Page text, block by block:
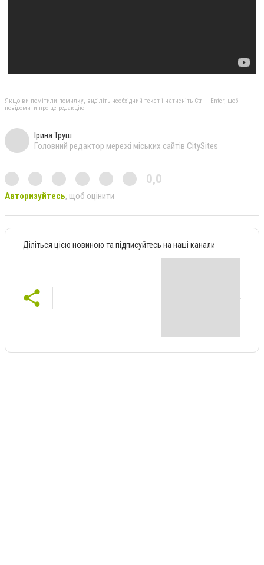
Якщо ви помітили помилку, виділіть необхідний текст і натисніть Ctrl + Enter, щоб
повідомити про це редакцію
Ірина Труш
Головний редактор мережі міських сайтів CitySites
0,0
Авторизуйтесь, щоб оцінити
Діліться цією новиною та підписуйтесь на наші канали